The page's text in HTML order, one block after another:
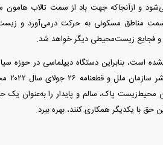
و ازآنجاکه جهت باد از سمت تالاب
مناطق مسکونی به حرکت درمی‌آورد و
و فجایع زیست‌محیطی دیگر خواهد شد.
نشده است، بنابراین دستگاه دیپلماسی در حوزه
باید
پاک، سالم و پایدار را به‌عنوان یک
با یکدیگر همکاری کنند، بهره ببرد.